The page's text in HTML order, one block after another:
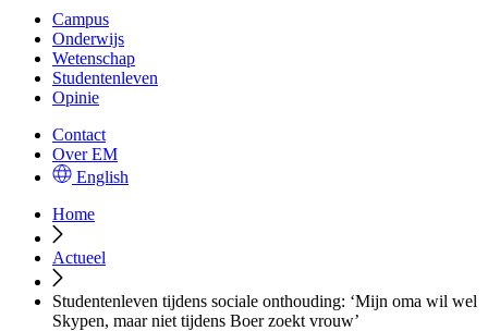
Campus
Onderwijs
Wetenschap
Studentenleven
Opinie
Contact
Over EM
English
Home
Actueel
Studentenleven tijdens sociale onthouding: ‘Mijn oma wil wel
Skypen, maar niet tijdens Boer zoekt vrouw’